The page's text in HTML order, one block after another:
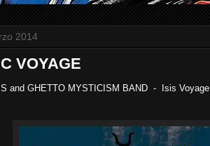
2014
VOYAGE
and GHETTO MYSTICISM BAND - Isis Voyage